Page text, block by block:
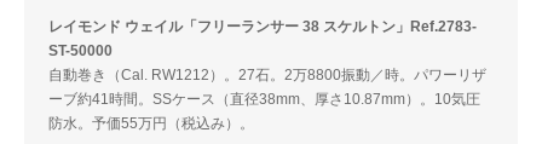
レイモンド ウェイル「フリーランサー 38 スケルトン」Ref.2783-
ST-50000
自動巻き（Cal. RW1212）。27石。2万8800振動／時。パワーリザ
ーブ約41時間。SSケース（直径38mm、厚さ10.87mm）。10気圧
防水。予価55万円（税込み）。